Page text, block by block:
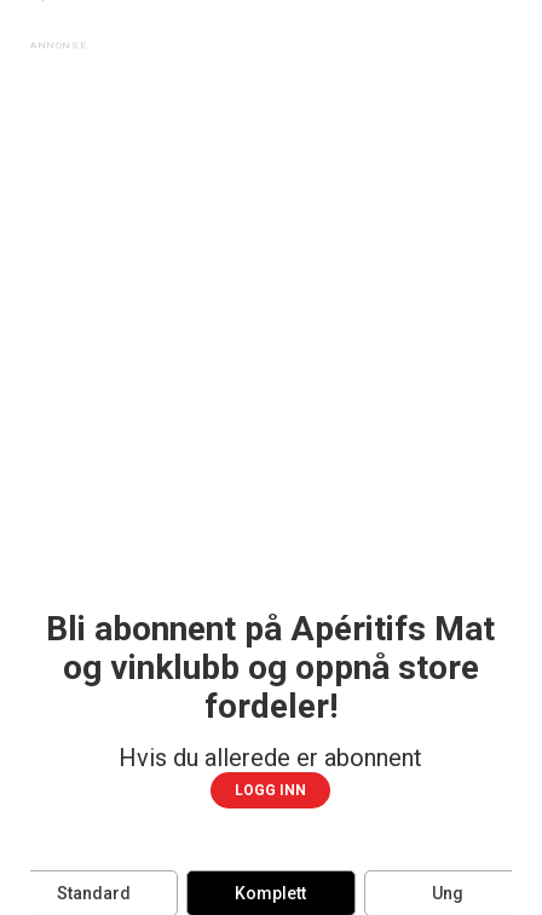
Bli abonnent på Apéritifs Mat
og vinklubb og oppnå store
fordeler!
Hvis du allerede er abonnent
LOGG INN
Standard Komplett Ung